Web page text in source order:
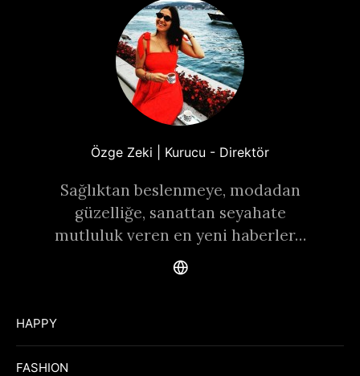
Özge Zeki | Kurucu - Direktör
Sağlıktan beslenmeye, modadan
güzelliğe, sanattan seyahate
mutluluk veren en yeni haberler…
HAPPY
FASHION